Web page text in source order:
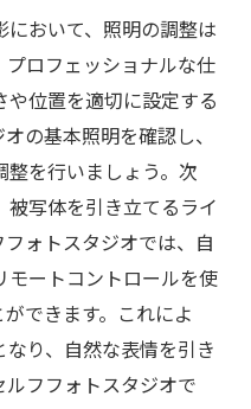
おいて、照明の調整は
ロフェッショナルな仕
や位置を適切に設定する
の基本照明を確認し、
を行いましょう。次
写体を引き立てるライ
ォトスタジオでは、自
ートコントロールを使
できます。これによ
り、自然な表情を引き
フフォトスタジオで